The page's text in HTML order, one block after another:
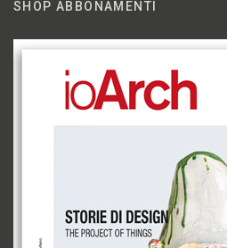
SHOP ABBONAMENTI